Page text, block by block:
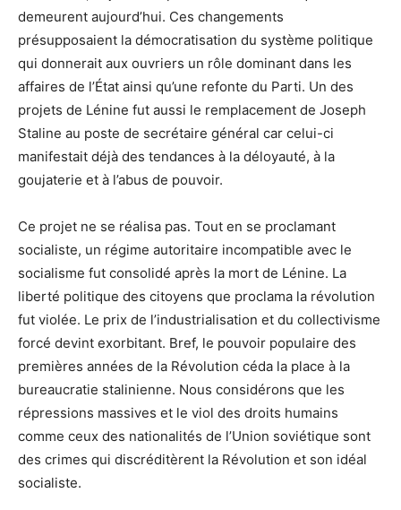
demeurent aujourd’hui. Ces changements
présupposaient la démocratisation du système politique
qui donnerait aux ouvriers un rôle dominant dans les
affaires de l’État ainsi qu’une refonte du Parti. Un des
projets de Lénine fut aussi le remplacement de Joseph
Staline au poste de secrétaire général car celui-ci
manifestait déjà des tendances à la déloyauté, à la
goujaterie et à l’abus de pouvoir.
Ce projet ne se réalisa pas. Tout en se proclamant
socialiste, un régime autoritaire incompatible avec le
socialisme fut consolidé après la mort de Lénine. La
liberté politique des citoyens que proclama la révolution
fut violée. Le prix de l’industrialisation et du collectivisme
forcé devint exorbitant. Bref, le pouvoir populaire des
premières années de la Révolution céda la place à la
bureaucratie stalinienne. Nous considérons que les
répressions massives et le viol des droits humains
comme ceux des nationalités de l’Union soviétique sont
des crimes qui discréditèrent la Révolution et son idéal
socialiste.